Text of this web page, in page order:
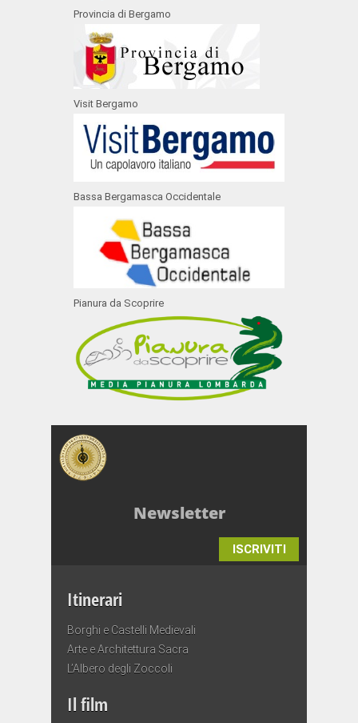
Provincia di Bergamo
Visit Bergamo
Bassa Bergamasca Occidentale
Pianura da Scoprire
Newsletter
ISCRIVITI
Itinerari
Borghi e Castelli Medievali
Arte e Architettura Sacra
L’Albero degli Zoccoli
Il film